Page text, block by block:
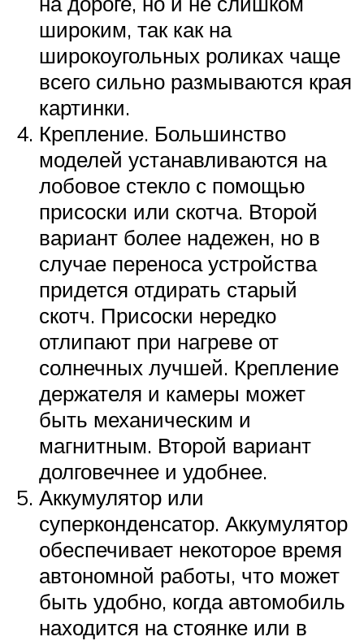
широким, так как на
широкоугольных роликах чаще
всего сильно размываются края
картинки.
Крепление. Большинство
моделей устанавливаются на
лобовое стекло с помощью
присоски или скотча. Второй
вариант более надежен, но в
случае переноса устройства
придется отдирать старый
скотч. Присоски нередко
отлипают при нагреве от
солнечных лучшей. Крепление
держателя и камеры может
быть механическим и
магнитным. Второй вариант
долговечнее и удобнее.
Аккумулятор или
суперконденсатор. Аккумулятор
обеспечивает некоторое время
автономной работы, что может
быть удобно, когда автомобиль
находится на стоянке или в